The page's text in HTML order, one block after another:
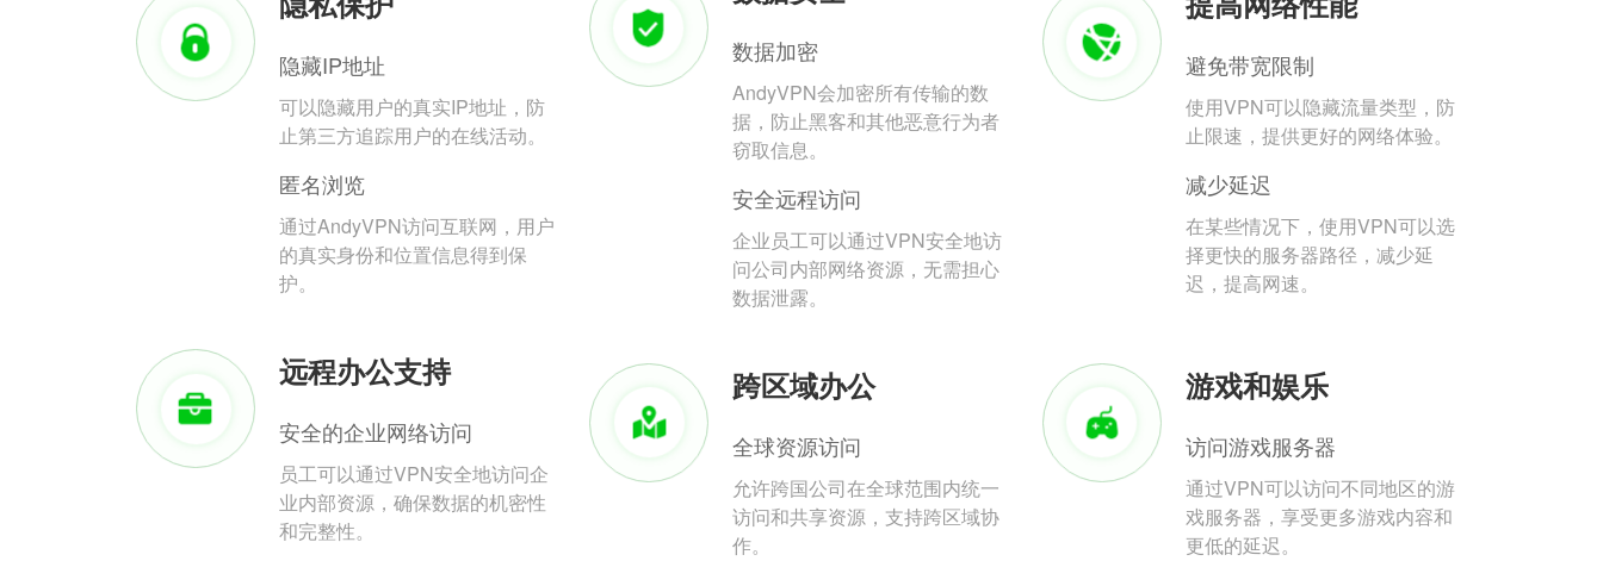
隐藏IP地址
可以隐藏用户的真实IP地址，防
止第三方追踪用户的在线活动。
匿名浏览
通过AndyVPN访问互联网，用户
的真实身份和位置信息得到保
护。
数据加密
AndyVPN会加密所有传输的数
据，防止黑客和其他恶意行为者
窃取信息。
安全远程访问
企业员工可以通过VPN安全地访
问公司内部网络资源，无需担心
数据泄露。
避免带宽限制
使用VPN可以隐藏流量类型，防
止限速，提供更好的网络体验。
减少延迟
在某些情况下，使用VPN可以选
择更快的服务器路径，减少延
迟，提高网速。
远程办公支持
安全的企业网络访问
员工可以通过VPN安全地访问企
业内部资源，确保数据的机密性
和完整性。
跨区域办公
全球资源访问
允许跨国公司在全球范围内统一
访问和共享资源，支持跨区域协
作。
游戏和娱乐
访问游戏服务器
通过VPN可以访问不同地区的游
戏服务器，享受更多游戏内容和
更低的延迟。